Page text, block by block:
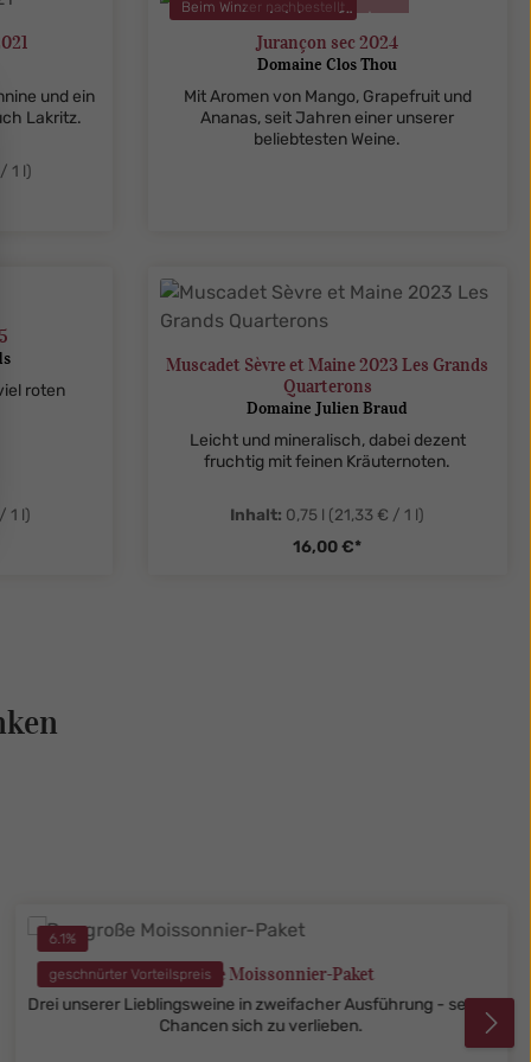
und ein
Lakritz.
1 l)
Beim Winzer nachbestellt
nicht verfügbar
Jurançon sec 2024
Domaine Clos Thou
Mit Aromen von Mango, Grapefruit und
Ananas, seit Jahren einer unserer
beliebtesten Weine.
roten
1 l)
Muscadet Sèvre et Maine 2023 Les Grands
Quarterons
Domaine Julien Braud
Leicht und mineralisch, dabei dezent
fruchtig mit feinen Kräuternoten.
Inhalt: 0,75 l (21,33 € / 1 l)
16,00 €*
6.1%
geschnürter VorteilspreisDas große Moissonnier-Paket
Drei unserer Lieblingsweine in zweifacher Ausführung - sechs
Chancen sich zu verlieben.